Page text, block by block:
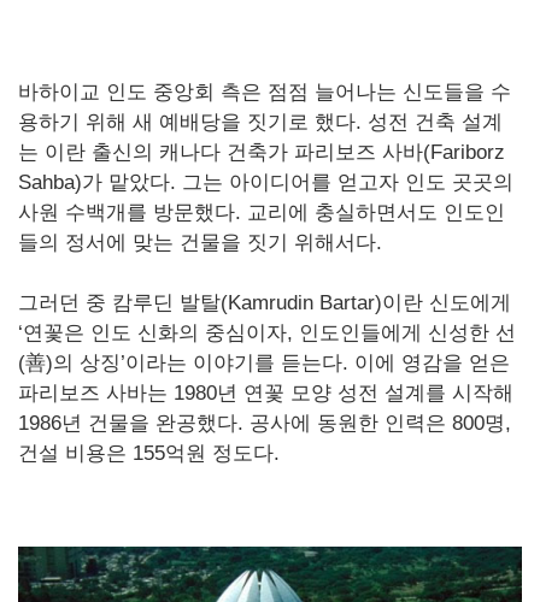
바하이교 인도 중앙회 측은 점점 늘어나는 신도들을 수
용하기 위해 새 예배당을 짓기로 했다. 성전 건축 설계
는 이란 출신의 캐나다 건축가 파리보즈 사바(Fariborz
Sahba)가 맡았다. 그는 아이디어를 얻고자 인도 곳곳의
사원 수백개를 방문했다. 교리에 충실하면서도 인도인
들의 정서에 맞는 건물을 짓기 위해서다.
그러던 중 캄루딘 발탈(Kamrudin Bartar)이란 신도에게
‘연꽃은 인도 신화의 중심이자, 인도인들에게 신성한 선
(善)의 상징’이라는 이야기를 듣는다. 이에 영감을 얻은
파리보즈 사바는 1980년 연꽃 모양 성전 설계를 시작해
1986년 건물을 완공했다. 공사에 동원한 인력은 800명,
건설 비용은 155억원 정도다.